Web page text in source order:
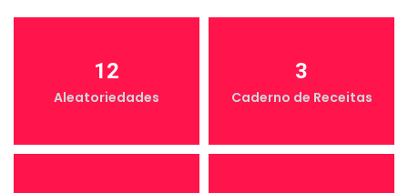
12
Aleatoriedades
3
Caderno de Receitas